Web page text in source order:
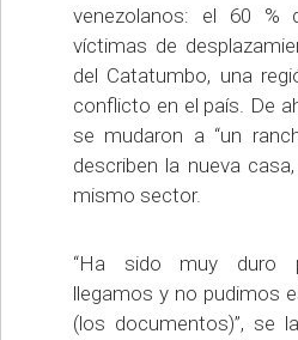
venezolanos: el 60 %
víctimas de
del Catatumbo, una
conflicto en el país. De
se mudaron a “un
describen la nueva
mismo sector.
“Ha sido muy duro
llegamos y no pudimos
(los documentos)”, se